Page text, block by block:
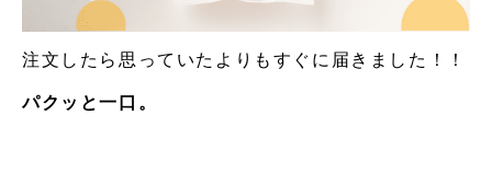
注文したら思っていたよりもすぐに届きました！！
パクッと一口。